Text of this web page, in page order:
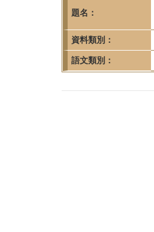
題名：
資料類別：
語文類別：